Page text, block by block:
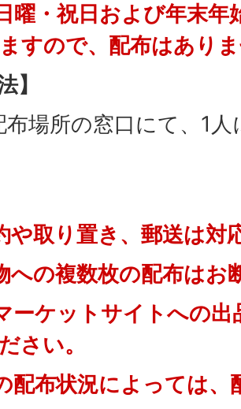
曜・祝日および年末
すので、配布はあり
】
場所の窓口にて、1人
や取り置き、郵送は対
への複数枚の配布はお
ーケットサイトへの出
さい。
配布状況によっては、